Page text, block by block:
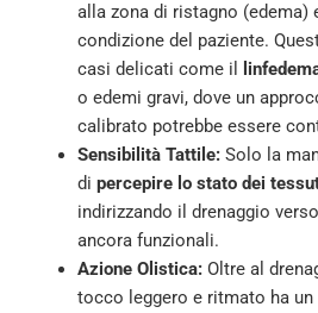
alla zona di ristagno (edema)
condizione del paziente.
casi delicati come il
o edemi gravi, dove un
calibrato potrebbe essere
Sensibilità Tattile: Solo la
di percepire lo stato dei
indirizzando il drenaggio
ancora funzionali.
Azione Olistica: Oltre al
tocco leggero e ritmato ha un